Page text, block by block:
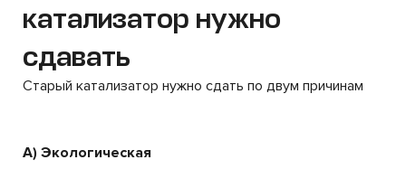
катализатор нужно
сдавать
Старый катализатор нужно сдать по двум причинам
А) Экологическая